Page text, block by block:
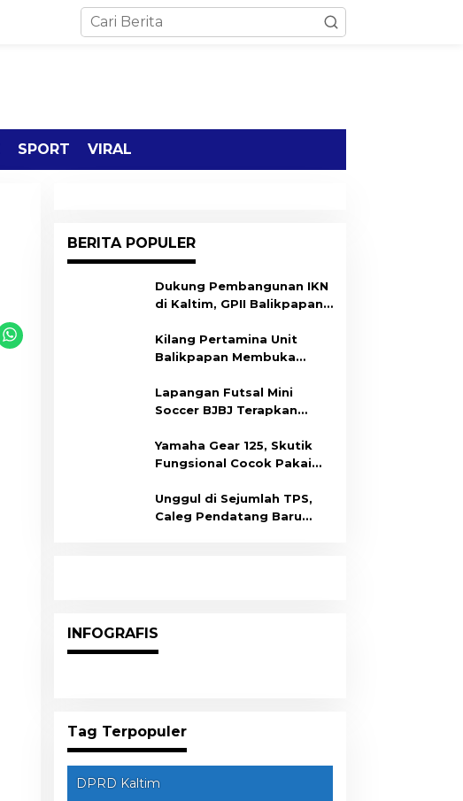
SPORT VIRAL
BERITA POPULER
Dukung Pembangunan IKN
di Kaltim, GPII Balikpapan
Kilang Pertamina Unit
Balikpapan Membuka
Dukung Kesiapan Calon
Tenaga Kerja
Lapangan Futsal Mini
Soccer BJBJ Terapkan
Yamaha Gear 125, Skutik
Fungsional Cocok Pakai
Unggul di Sejumlah TPS,
Caleg Pendatang Baru
INFOGRAFIS
Tag Terpopuler
DPRD Kaltim